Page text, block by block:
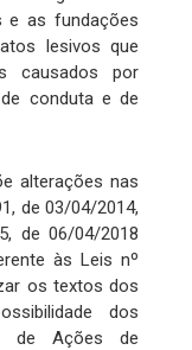
e as fundações
lesivos que
causados por
conduta e de
alterações nas
de 03/04/2014,
de 06/04/2018
às Leis nº
os textos dos
dos
de Ações de